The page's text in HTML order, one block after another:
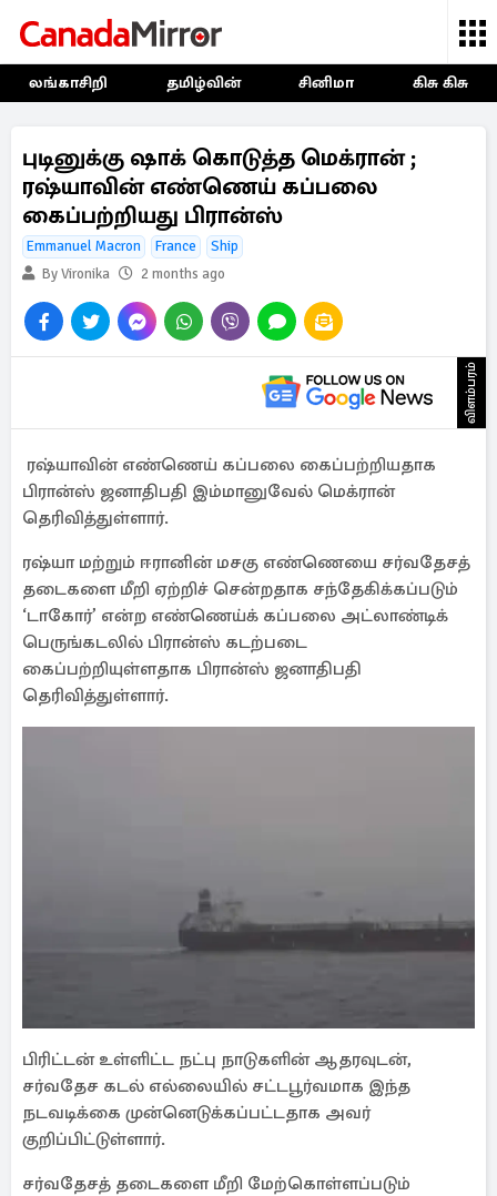
லங்காசிறி தமிழ்வின் சினிமா கிசு கிசு
புடினுக்கு ஷாக் கொடுத்த மெக்ரான் ;
ரஷ்யாவின் எண்ணெய் கப்பலை
கைப்பற்றியது பிரான்ஸ்
Emmanuel Macron France
Ship
By Vironika
2 months ago
விளம்பரம்
ரஷ்யாவின் எண்ணெய் கப்பலை கைப்பற்றியதாக
பிரான்ஸ் ஜனாதிபதி இம்மானுவேல் மெக்ரான்
தெரிவித்துள்ளார்.
ரஷ்யா மற்றும் ஈரானின் மசகு எண்ணெயை சர்வதேசத்
தடைகளை மீறி ஏற்றிச் சென்றதாக சந்தேகிக்கப்படும்
‘டாகோர்’ என்ற எண்ணெய்க் கப்பலை அட்லாண்டிக்
பெருங்கடலில் பிரான்ஸ் கடற்படை
கைப்பற்றியுள்ளதாக பிரான்ஸ் ஜனாதிபதி
தெரிவித்துள்ளார்.
பிரிட்டன் உள்ளிட்ட நட்பு நாடுகளின் ஆதரவுடன்,
சர்வதேச கடல் எல்லையில் சட்டபூர்வமாக இந்த
நடவடிக்கை முன்னெடுக்கப்பட்டதாக அவர்
குறிப்பிட்டுள்ளார்.
சர்வதேசத் தடைகளை மீறி மேற்கொள்ளப்படும்